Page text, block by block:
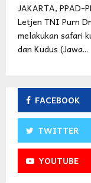
JAKARTA, PPAD-
Letjen TNI Purn
melakukan safari
dan Kudus (Jawa...
FACEBOOK
TWITTER
YOUTUBE